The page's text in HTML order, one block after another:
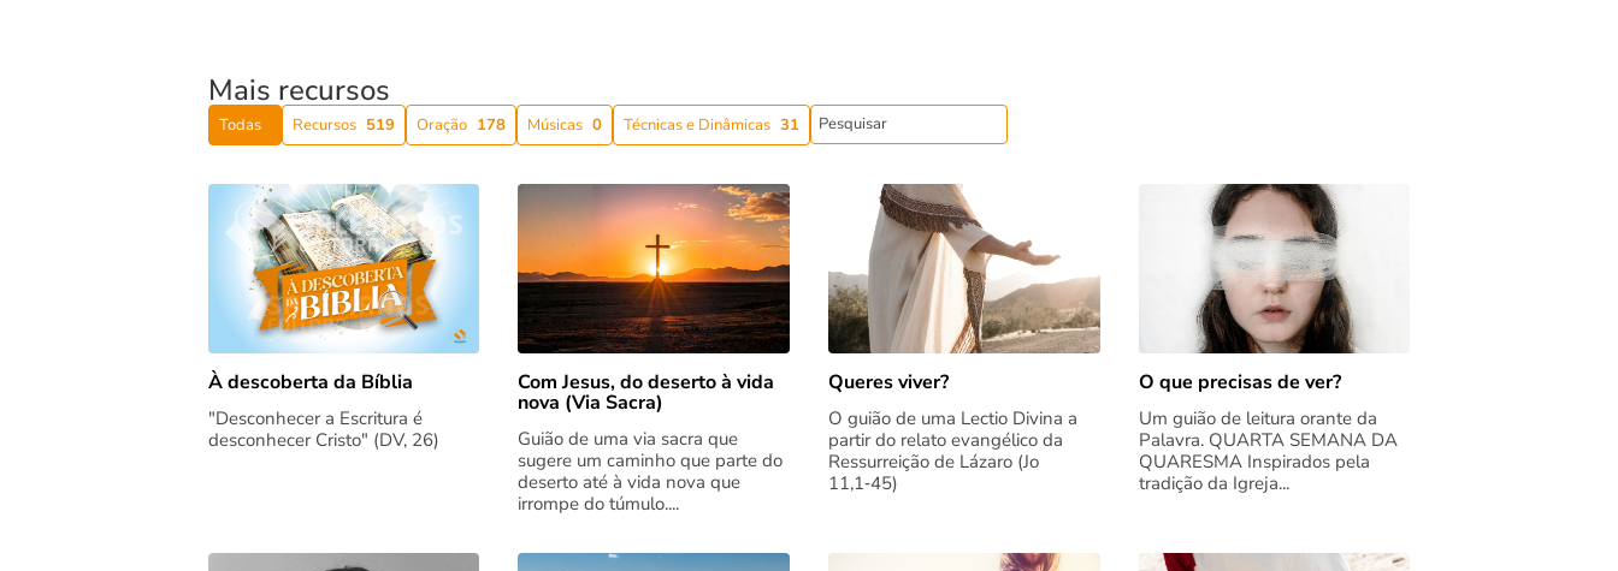
Mais recursos
Todas Recursos 519 Oração 178 Músicas 0 Técnicas e Dinâmicas 31
À descoberta da Bíblia
"Desconhecer a Escritura é
desconhecer Cristo" (DV, 26)
Com Jesus, do deserto à vida
nova (Via Sacra)
Guião de uma via sacra que
sugere um caminho que parte do
deserto até à vida nova que
irrompe do túmulo....
Queres viver?
O guião de uma Lectio Divina a
partir do relato evangélico da
Ressurreição de Lázaro (Jo
11,1‑45)
O que precisas de ver?
Um guião de leitura orante da
Palavra. QUARTA SEMANA DA
QUARESMA Inspirados pela
tradição da Igreja...